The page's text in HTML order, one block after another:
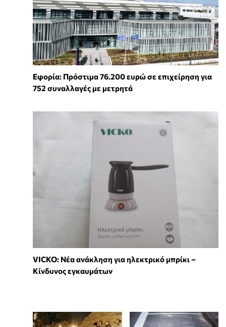
Εφορία: Πρόστιμα 76.200 ευρώ σε επιχείρηση για
752 συναλλαγές με μετρητά
VICKO: Νέα ανάκληση για ηλεκτρικό μπρίκι –
Κίνδυνος εγκαυμάτων